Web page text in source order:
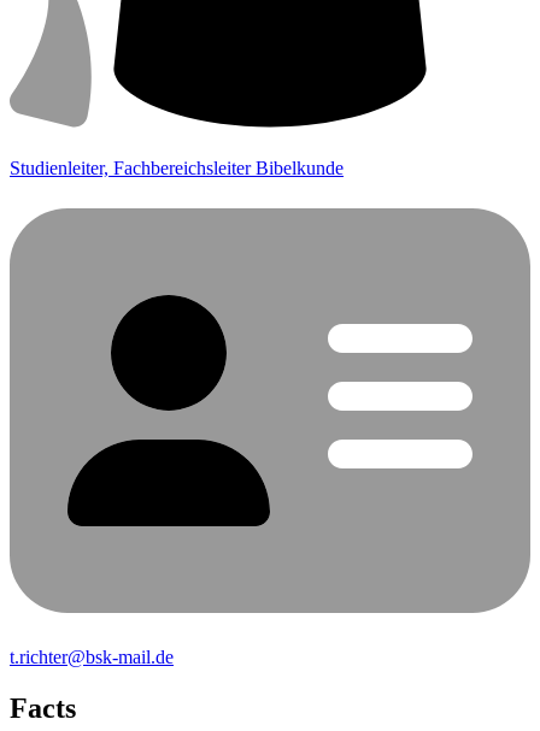
Studienleiter, Fachbereichsleiter Bibelkunde
t.richter@bsk-mail.de
Facts